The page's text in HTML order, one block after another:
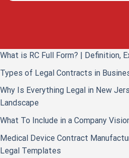
What is RC Full Form? | Definition,
Types of Legal Contracts in
Why Is Everything Legal in New
Landscape
What To Include in a Company
Medical Device Contract
Legal Templates